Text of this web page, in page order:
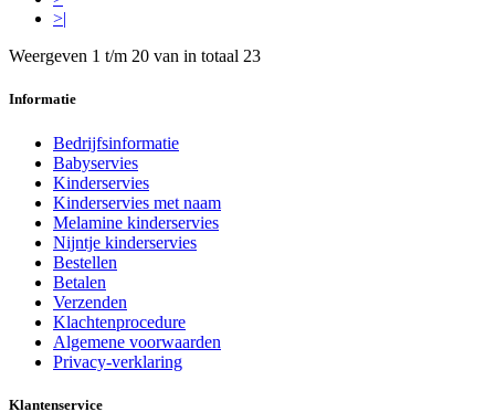
>|
Weergeven 1 t/m 20 van in totaal 23
Informatie
Bedrijfsinformatie
Babyservies
Kinderservies
Kinderservies met naam
Melamine kinderservies
Nijntje kinderservies
Bestellen
Betalen
Verzenden
Klachtenprocedure
Algemene voorwaarden
Privacy-verklaring
Klantenservice